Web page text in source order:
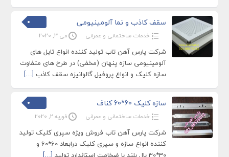
سقف کاذب و نما آلومینیومی
خدمات ساختمانی و عمرانی می 3, 2020
شرکت پارس آهن تاب تولید کننده انواع تایل های
آلومینیومی سازه پنهان (مخفی) در طرح های متفاوت
سازه کلیک و انواع پروفیل گالوانیزه سقف کاذب […]
سازه کلیک 60*60 کناف
خدمات ساختمانی و عمرانی فوریه 2, 2020
شرکت پارس آهن تاب فروش ویژه سپری کلیک تولید
کننده انواع سازه و سپری کلیک درابعاد 60*60 و